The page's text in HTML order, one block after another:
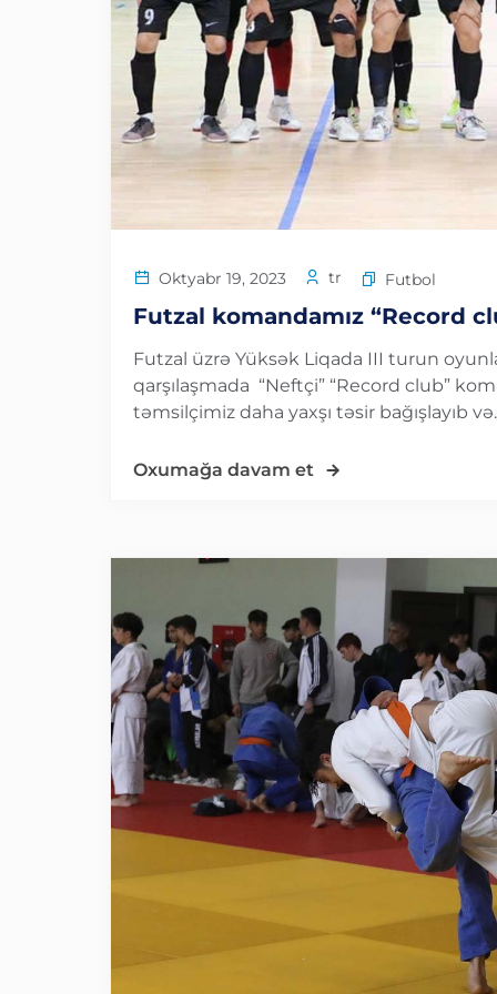
Oktyabr 19, 2023 tr Futbol
Futzal komandamız “Record
Futzal üzrə Yüksək Liqada III turun
qarşılaşmada “Neftçi” “Record club”
təmsilçimiz daha yaxşı təsir bağışlayıb
Oxumağa davam et